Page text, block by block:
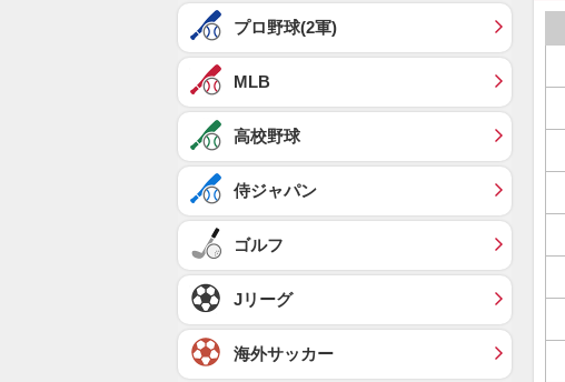
プロ野球(2軍)
MLB
高校野球
侍ジャパン
ゴルフ
Jリーグ
海外サッカー